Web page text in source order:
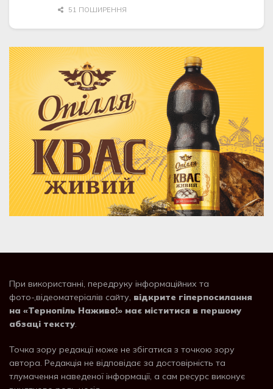
51 ПОШИРЕННЯ
При використанні, передруку інформаційних та
фото-,відеоматеріалів сайту, відкрите гіперпосилання
на «Тернопіль Наживо!» має міститися в першому
абзаці тексту.
Точка зору редакції може не збігатися з точкою зору
автора. Редакція не відповідає за достовірність та
тлумачення наведеної інформації, а сам ресурс виконує